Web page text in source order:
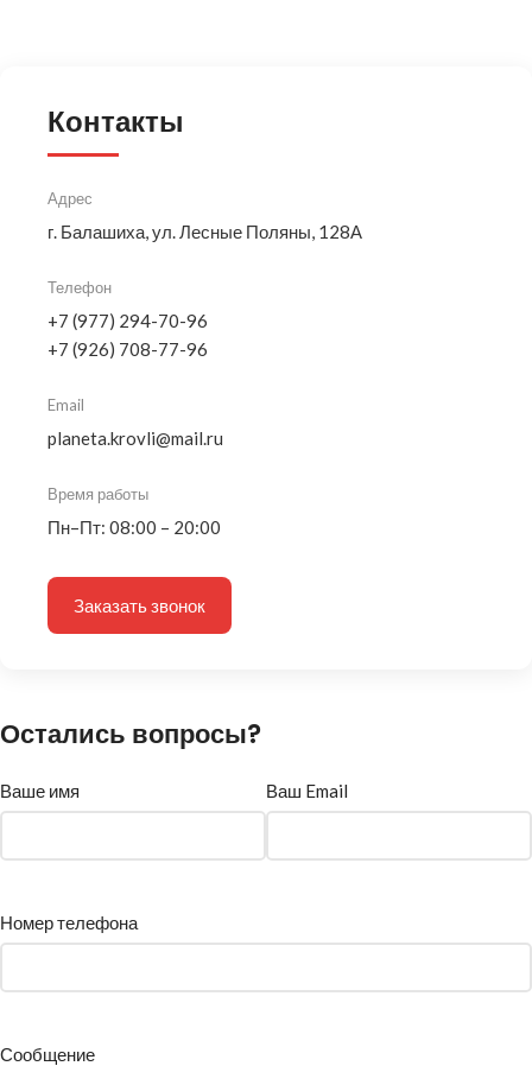
Контакты
Адрес
г. Балашиха, ул. Лесные Поляны, 128А
Телефон
+7 (977) 294-70-96
+7 (926) 708-77-96
Email
planeta.krovli@mail.ru
Время работы
Пн–Пт: 08:00 – 20:00
Заказать звонок
Остались вопросы?
Ваше имя Ваш Email
Номер телефона
Сообщение